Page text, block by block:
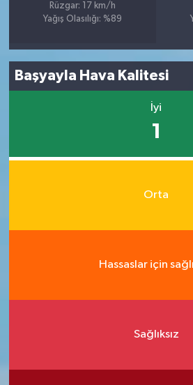
Rüzgar: 17 km/h
Yağış Olasılığı: %89
Başyayla Hava Kalitesi
İyi
1
Orta
Hassaslar için
Sağlıksız